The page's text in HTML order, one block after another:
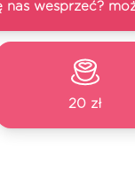
nas wesprzeć?
20 zł